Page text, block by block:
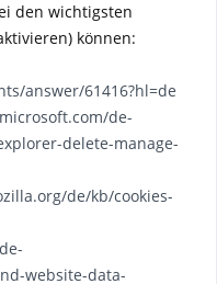
den wichtigsten
können:
answer/61416?hl=de
de-
delete-manage-
de/kb/cookies-
website-data-